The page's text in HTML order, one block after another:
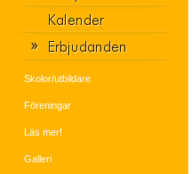
Skolor/utbildare
Föreningar
Läs mer!
Galleri